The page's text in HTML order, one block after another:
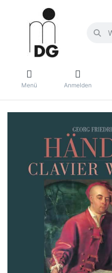
Menü Anmelden